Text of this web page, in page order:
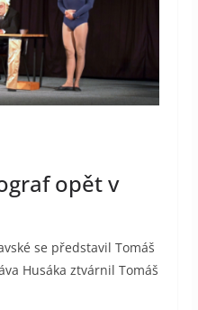
opět v
se představil Tomáš
Husáka ztvárnil Tomáš